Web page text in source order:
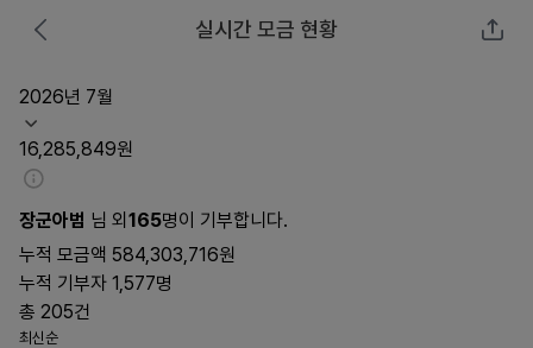
실시간 모금 현황
2026년 7월
16,285,849원
장군아범 님 외 165명이 기부합니다.
누적 모금액 584,303,716원
누적 기부자 1,577명
총 205건
최신순